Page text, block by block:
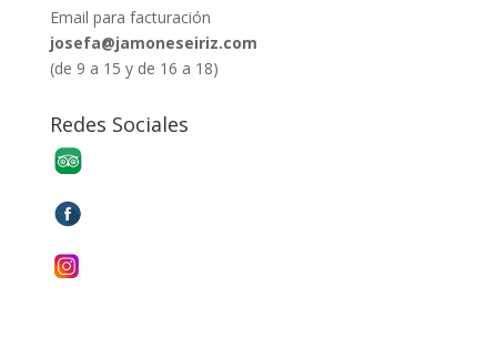
Email para facturación
josefa@jamoneseiriz.com
(de 9 a 15 y de 16 a 18)
Redes Sociales